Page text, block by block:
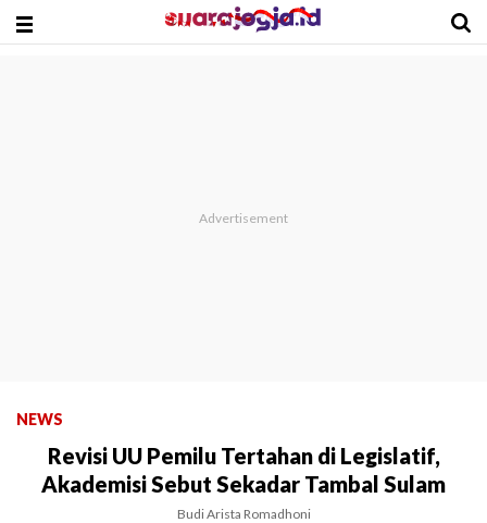
NEWS
Revisi UU Pemilu Tertahan di Legislatif,
Akademisi Sebut Sekadar Tambal Sulam
Budi Arista Romadhoni